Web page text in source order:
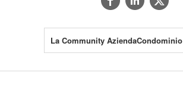
La Community AziendaCondominio